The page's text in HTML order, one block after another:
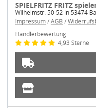
SPIELFRITZ FRITZ
Wilhelmstr. 50-52 in 53474
Impressum/AGB /
Händlerbewertung
4,93 Sterne